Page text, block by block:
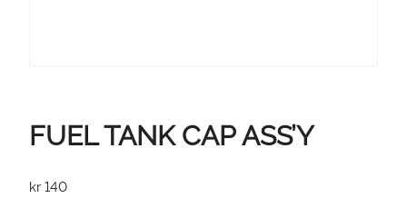
FUEL TANK CAP ASS’Y
kr 140